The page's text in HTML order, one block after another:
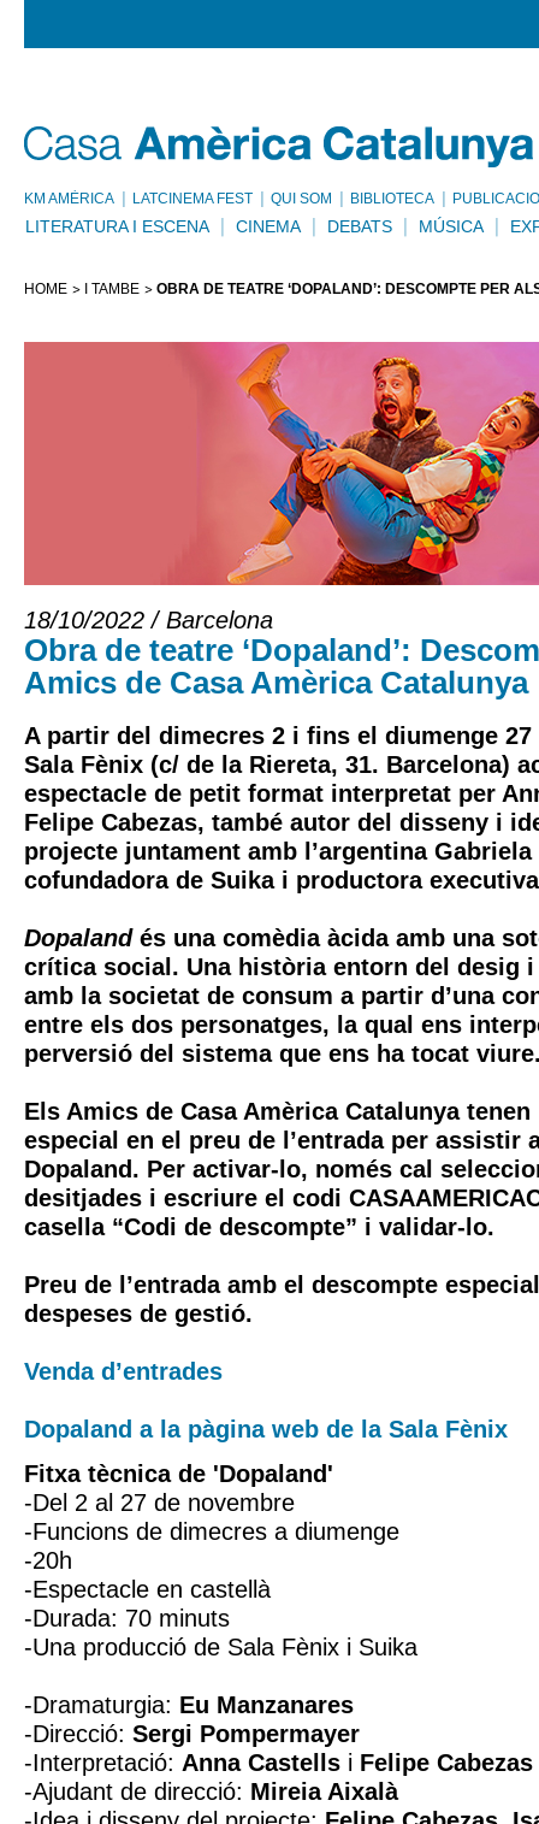
KM AMÈRICA LATCINEMA FEST QUI SOM BIBLIOTECA
LITERATURA I ESCENA CINEMA DEBATS MÚSICA
HOME I TAMBÉ OBRA DE TEATRE ‘DOPALAND’: DESCOMPTE PER
18/10/2022 / Barcelona
Obra de teatre ‘Dopaland’:
Amics de Casa Amèrica Catalunya
A partir del dimecres 2 i fins el diumenge 27
Sala Fènix (c/ de la Riereta, 31. Barcelona)
espectacle de petit format interpretat per
Felipe Cabezas, també autor del disseny i
projecte juntament amb l’argentina Gabriela
cofundadora de Suika i productora
Dopalandés una comèdia àcida amb una
crítica social. Una història entorn del desig
amb la societat de consum a partir d’una
entre els dos personatges, la qual ens
perversió del sistema que ens ha tocat
Els Amics de Casa Amèrica Catalunya
especial en el preu de l’entrada per assistir
Dopaland. Per activar-lo, només cal
desitjades i escriure el codi
casella “Codi de descompte” i validar-lo.
Preu de l’entrada amb el descompte
despeses de gestió.
Venda d’entrades
Dopaland a la pàgina web de la Sala Fènix
Fitxa tècnica de 'Dopaland'
-Del 2 al 27 de novembre
-Funcions de dimecres a diumenge
-20h
-Espectacle en castellà
-Durada: 70 minuts
-Una producció de Sala Fènix i Suika
-Dramaturgia: Eu Manzanares
-Direcció: Sergi Pompermayer
-Interpretació: Anna Castells i Felipe Cabezas
-Ajudant de direcció: Mireia Aixalà